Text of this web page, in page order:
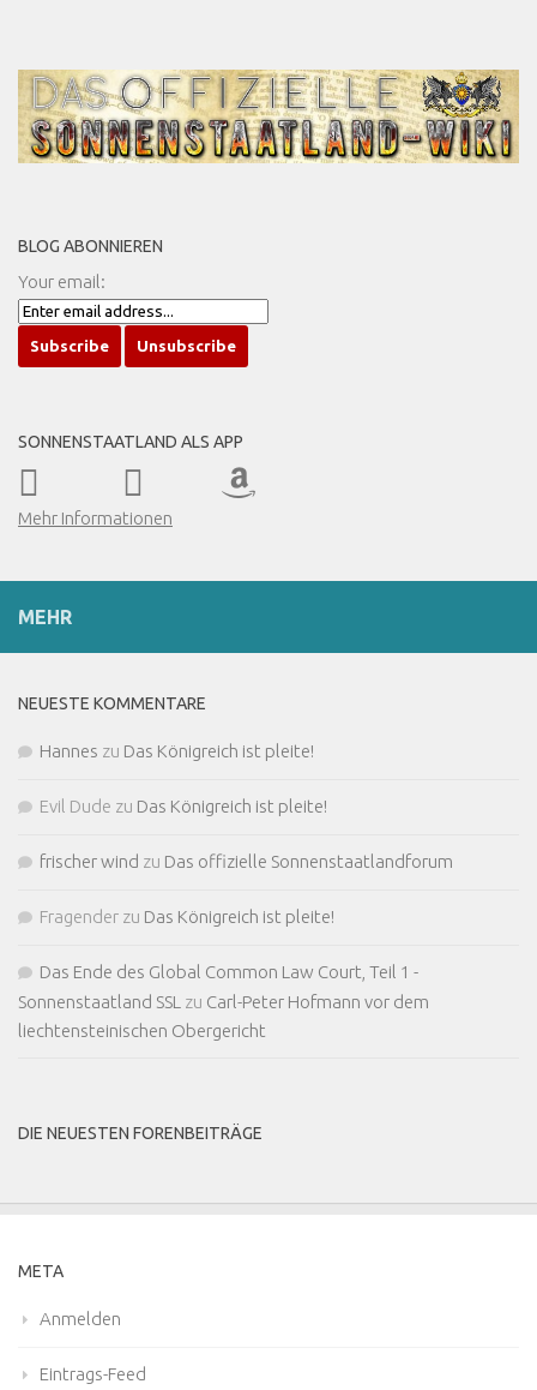
BLOG ABONNIEREN
Your email:
SONNENSTAATLAND ALS APP
Mehr Informationen
MEHR
NEUESTE KOMMENTARE
Hannes zu Das Königreich ist pleite!
Evil Dude zu Das Königreich ist pleite!
frischer wind zu Das offizielle Sonnenstaatlandforum
Fragender zu Das Königreich ist pleite!
Das Ende des Global Common Law Court, Teil 1 -
Sonnenstaatland SSL zu Carl-Peter Hofmann vor dem
liechtensteinischen Obergericht
DIE NEUESTEN FORENBEITRÄGE
META
Anmelden
Eintrags-Feed